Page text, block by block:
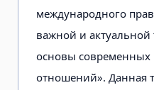
международного
важной и
основы
отношений». Данная